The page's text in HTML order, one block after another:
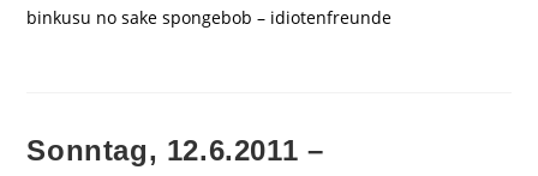
binkusu no sake spongebob – idiotenfreunde
Sonntag, 12.6.2011 –